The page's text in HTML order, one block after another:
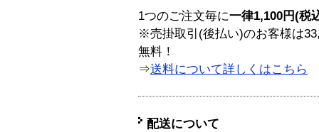
1つのご注文毎に一律1,100円(税
※売掛取引(後払い)のお客様は
無料！
⇒送料について詳しくはこちら
配送について